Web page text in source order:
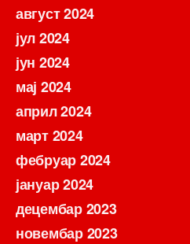
август 2024
јул 2024
јун 2024
мај 2024
април 2024
март 2024
фебруар 2024
јануар 2024
децембар 2023
новембар 2023